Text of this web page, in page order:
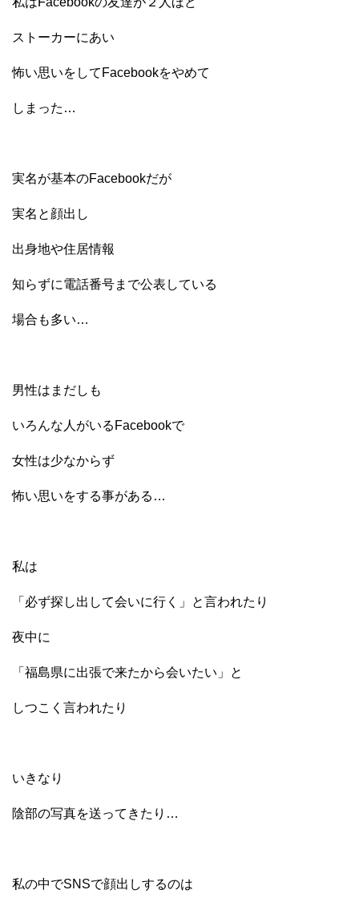
ストーカーにあい
怖い思いをしてFacebookをやめて
しまった…
実名が基本のFacebookだが
実名と顔出し
出身地や住居情報
知らずに電話番号まで公表している
場合も多い…
男性はまだしも
いろんな人がいるFacebookで
女性は少なからず
怖い思いをする事がある…
私は
「必ず探し出して会いに行く」と言われたり
夜中に
「福島県に出張で来たから会いたい」と
しつこく言われたり
いきなり
陰部の写真を送ってきたり…
私の中でSNSで顔出しするのは